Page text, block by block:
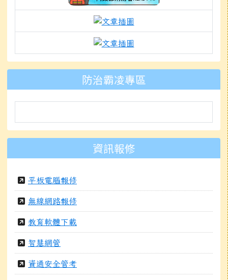
link to https://
link to https://
link to https://
防治霸凌專區
資訊報修
平板電腦報修
無線網路報修
教育軟體下載
智慧網管
資通安全管考